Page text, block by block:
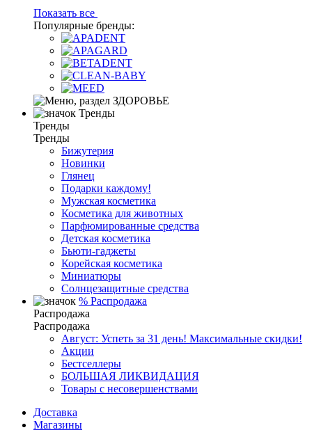
Показать все
Популярные бренды:
Тренды
Тренды
Тренды
Бижутерия
Новинки
Глянец
Подарки каждому!
Мужская косметика
Косметика для животных
Парфюмированные средства
Детская косметика
Бьюти-гаджеты
Корейская косметика
Миниатюры
Солнцезащитные средства
% Распродажа
Распродажа
Распродажа
Август: Успеть за 31 день! Максимальные скидки!
Акции
Бестселлеры
БОЛЬШАЯ ЛИКВИДАЦИЯ
Товары с несовершенствами
Доставка
Магазины